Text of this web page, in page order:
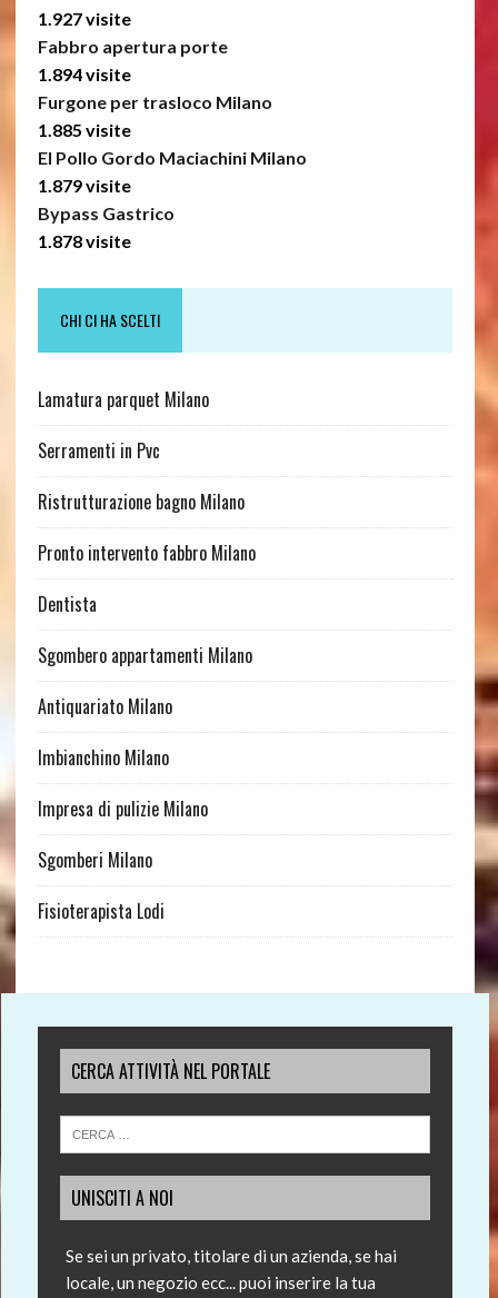
1.927 visite
Fabbro apertura porte
1.894 visite
Furgone per trasloco Milano
1.885 visite
El Pollo Gordo Maciachini Milano
1.879 visite
Bypass Gastrico
1.878 visite
CHI CI HA SCELTI
Lamatura parquet Milano
Serramenti in Pvc
Ristrutturazione bagno Milano
Pronto intervento fabbro Milano
Dentista
Sgombero appartamenti Milano
Antiquariato Milano
Imbianchino Milano
Impresa di pulizie Milano
Sgomberi Milano
Fisioterapista Lodi
CERCA ATTIVITÀ NEL PORTALE
UNISCITI A NOI
Se sei un privato, titolare di un azienda, se hai
locale, un negozio ecc... puoi inserire la tua